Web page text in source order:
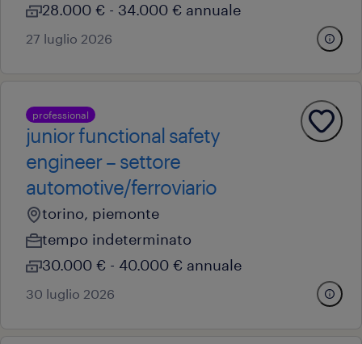
28.000 € - 34.000 € annuale
27 luglio 2026
professional
junior functional safety
engineer – settore
automotive/ferroviario
torino, piemonte
tempo indeterminato
30.000 € - 40.000 € annuale
30 luglio 2026